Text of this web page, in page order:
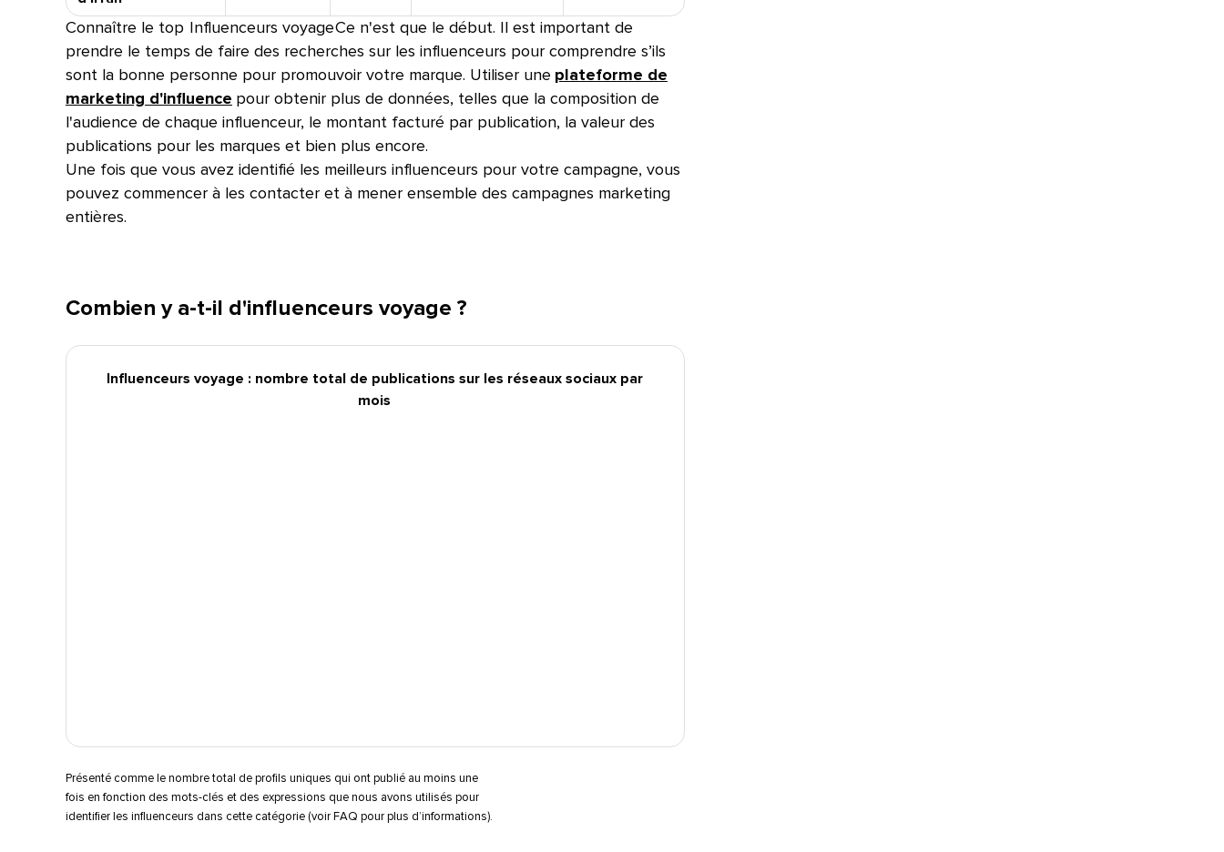
Connaître le top​​ Influenceurs voyage​​ Ce n'est que le début. Il est important de
prendre le temps de faire des recherches sur les influenceurs pour comprendre s’ils
sont la bonne personne pour promouvoir votre marque. Utiliser une plateforme de
marketing d'influence pour obtenir plus de données, telles que la composition de
l'audience de chaque influenceur, le montant facturé par publication, la valeur des
publications pour les marques et bien plus encore.​​
Une fois que vous avez identifié les meilleurs influenceurs pour votre campagne, vous
pouvez commencer à les contacter et à mener ensemble des campagnes marketing
entières.​​
Combien y a-t-il d'influenceurs voyage ?​​
Influenceurs voyage : nombre total de publications sur les réseaux sociaux par
mois​​
Présenté comme le nombre total de profils uniques qui ont publié au moins une
fois en fonction des mots-clés et des expressions que nous avons utilisés pour
identifier les influenceurs dans cette catégorie (voir FAQ pour plus d’informations).​​